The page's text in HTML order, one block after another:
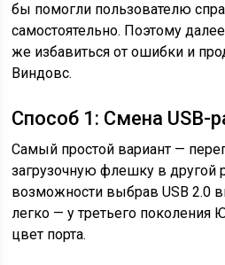
бы помогли пользователю
самостоятельно. Поэтому
же избавиться от ошибки и
Виндовс.
Способ 1: Смена USB-
Самый простой вариант —
загрузочную флешку в другой
возможности выбрав USB 2.0
легко — у третьего поколения
цвет порта.